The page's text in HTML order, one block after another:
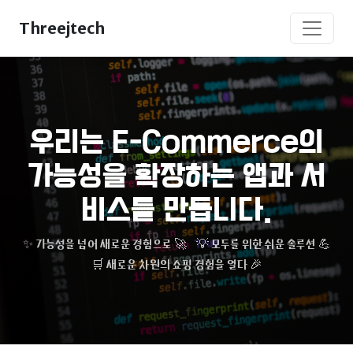
Threejtech
우리는 E-Commerce의
가능성을 확장하는 앱과 서
비스를 만듭니다.
✨ 가능성을 넘어 새로운 경험으로 🚀
💡 모두를 위한 쉬운 솔루션 💪
🛒 새로운 차원의 쇼핑 경험을 열다 🎉